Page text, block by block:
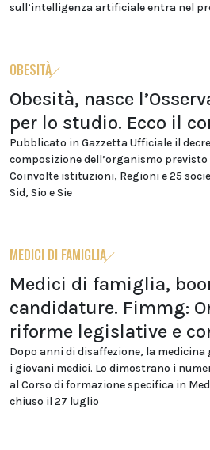
sull’intelligenza artificiale entra nel
OBESITÀ
Obesità, nasce
per lo studio. Ecco il
Pubblicato in Gazzetta Ufficiale il
composizione dell’organismo previsto
Coinvolte istituzioni, Regioni e 25
Sid, Sio e Sie
MEDICI DI FAMIGLIA
Medici di famiglia,
candidature. Fimmg:
riforme legislative e
Dopo anni di disaffezione, la
i giovani medici. Lo dimostrano i
al Corso di formazione specifica in
chiuso il 27 luglio